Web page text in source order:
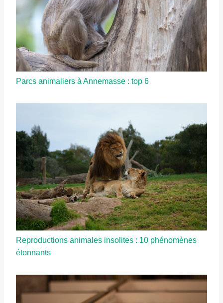
Parcs animaliers à Annemasse : top 6
Reproductions animales insolites : 10 phénomènes
étonnants